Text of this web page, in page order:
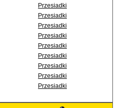
Przesiadki
Przesiadki
Przesiadki
Przesiadki
Przesiadki
Przesiadki
Przesiadki
Przesiadki
Przesiadki